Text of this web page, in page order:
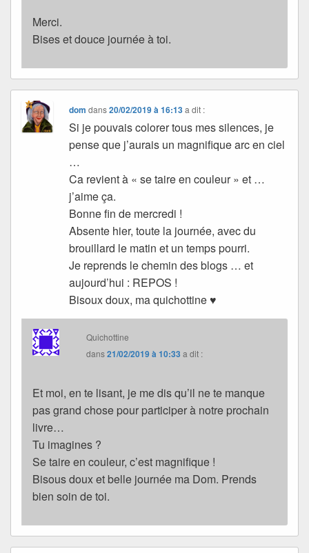
Merci.
Bises et douce journée à toi.
dom dans20/02/2019 à 16:13 a dit :
Si je pouvais colorer tous mes silences, je
pense que j’aurais un magnifique arc en ciel
…
Ca revient à « se taire en couleur » et …
j’aime ça.
Bonne fin de mercredi !
Absente hier, toute la journée, avec du
brouillard le matin et un temps pourri.
Je reprends le chemin des blogs … et
aujourd’hui : REPOS !
Bisoux doux, ma quichottine ♥
Quichottine
dans21/02/2019 à 10:33 a dit :
Et moi, en te lisant, je me dis qu’il ne te manque
pas grand chose pour participer à notre prochain
livre…
Tu imagines ?
Se taire en couleur, c’est magnifique !
Bisous doux et belle journée ma Dom. Prends
bien soin de toi.